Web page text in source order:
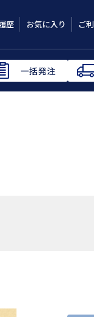
歴 お気に入り ご
一括発注